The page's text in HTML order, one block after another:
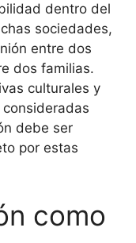
dentro del
sociedades,
entre dos
dos familias.
culturales y
debe ser
por estas
como